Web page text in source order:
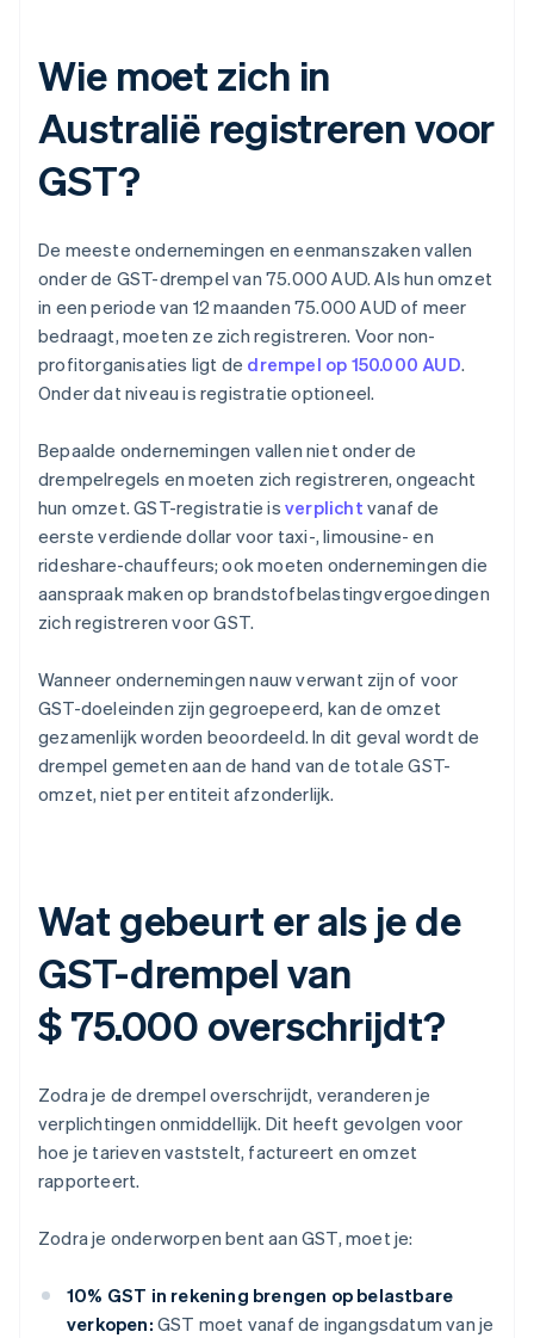
Wie moet zich in
Australië registreren voor
GST?
De meeste ondernemingen en eenmanszaken vallen
onder de GST-drempel van 75.000 AUD. Als hun omzet
in een periode van 12 maanden 75.000 AUD of meer
bedraagt, moeten ze zich registreren. Voor non-
profitorganisaties ligt de drempel op 150.000 AUD.
Onder dat niveau is registratie optioneel.
Bepaalde ondernemingen vallen niet onder de
drempelregels en moeten zich registreren, ongeacht
hun omzet. GST-registratie is verplicht vanaf de
eerste verdiende dollar voor taxi-, limousine- en
rideshare-chauffeurs; ook moeten ondernemingen die
aanspraak maken op brandstofbelastingvergoedingen
zich registreren voor GST.
Wanneer ondernemingen nauw verwant zijn of voor
GST-doeleinden zijn gegroepeerd, kan de omzet
gezamenlijk worden beoordeeld. In dit geval wordt de
drempel gemeten aan de hand van de totale GST-
omzet, niet per entiteit afzonderlijk.
Wat gebeurt er als je de
GST-drempel van
$ 75.000 overschrijdt?
Zodra je de drempel overschrijdt, veranderen je
verplichtingen onmiddellijk. Dit heeft gevolgen voor
hoe je tarieven vaststelt, factureert en omzet
rapporteert.
Zodra je onderworpen bent aan GST, moet je:
10% GST in rekening brengen op belastbare
verkopen: GST moet vanaf de ingangsdatum van je